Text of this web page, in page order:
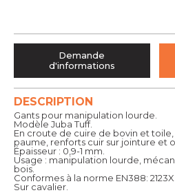
DESCRIPTION
Gants pour manipulation lourde.
Modèle Juba Tuff.
En croute de cuire de bovin et
paume, renforts cuir sur jointure et
Épaisseur : 0,9-1 mm.
Usage : manipulation lourde,
bois.
Conformes à la norme EN388: 2123X.
Sur cavalier.
Demande
d'informations